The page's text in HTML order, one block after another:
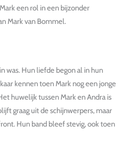
een rol in een bijzonder
Mark van Bommel.
was. Hun liefde begon al in hun
kennen toen Mark nog een jonge
huwelijk tussen Mark en Andra is
graag uit de schijnwerpers, maar
Hun band bleef stevig, ook toen